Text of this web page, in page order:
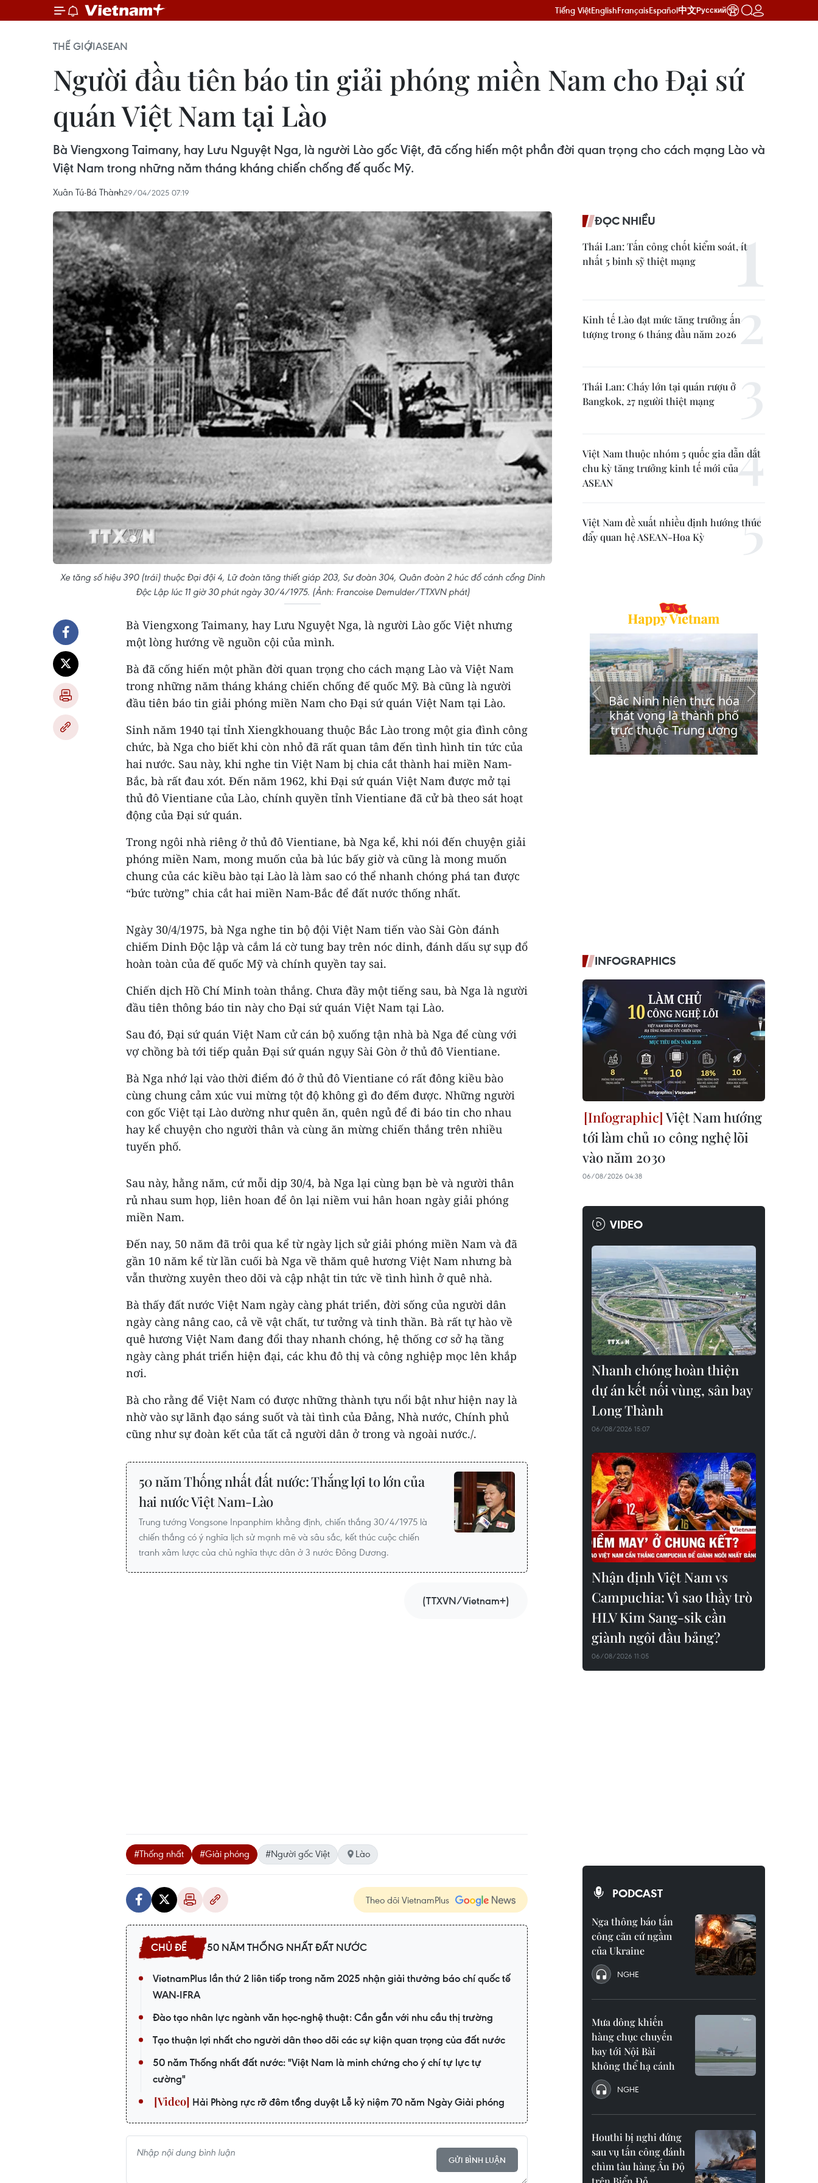
Tiếng ViệtEnglishFrançaisEspañol中文Русский
THẾ GIỚIASEAN
Người đầu tiên báo tin giải phóng miền Nam cho Đại sứ
quán Việt Nam tại Lào
Bà Viengxong Taimany, hay Lưu Nguyệt Nga, là người Lào gốc Việt, đã cống hiến một phần đời quan trọng cho cách mạng Lào và
Việt Nam trong những năm tháng kháng chiến chống đế quốc Mỹ.
Xuân Tú-Bá Thành29/04/2025 07:19
Xe tăng số hiệu 390 (trái) thuộc Đại đội 4, Lữ đoàn tăng thiết giáp 203, Sư đoàn 304, Quân đoàn 2 húc đổ cánh cổng Dinh
Độc Lập lúc 11 giờ 30 phút ngày 30/4/1975. (Ảnh: Francoise Demulder/TTXVN phát)
Bà Viengxong Taimany, hay Lưu Nguyệt Nga, là người Lào gốc Việt nhưng
một lòng hướng về nguồn cội của mình.
Bà đã cống hiến một phần đời quan trọng cho cách mạng Lào và Việt Nam
trong những năm tháng kháng chiến chống đế quốc Mỹ. Bà cũng là người
đầu tiên báo tin giải phóng miền Nam cho Đại sứ quán Việt Nam tại Lào.
Sinh năm 1940 tại tỉnh Xiengkhouang thuộc Bắc Lào trong một gia đình công
chức, bà Nga cho biết khi còn nhỏ đã rất quan tâm đến tình hình tin tức của
hai nước. Sau này, khi nghe tin Việt Nam bị chia cắt thành hai miền Nam-
Bắc, bà rất đau xót. Đến năm 1962, khi Đại sứ quán Việt Nam được mở tại
thủ đô Vientiane của Lào, chính quyền tỉnh Vientiane đã cử bà theo sát hoạt
động của Đại sứ quán.
Trong ngôi nhà riêng ở thủ đô Vientiane, bà Nga kể, khi nói đến chuyện giải
phóng miền Nam, mong muốn của bà lúc bấy giờ và cũng là mong muốn
chung của các kiều bào tại Lào là làm sao có thể nhanh chóng phá tan được
“bức tường” chia cắt hai miền Nam-Bắc để đất nước thống nhất.
Ngày 30/4/1975, bà Nga nghe tin bộ đội Việt Nam tiến vào Sài Gòn đánh
chiếm Dinh Độc lập và cắm lá cờ tung bay trên nóc dinh, đánh dấu sự sụp đổ
hoàn toàn của đế quốc Mỹ và chính quyền tay sai.
Chiến dịch Hồ Chí Minh toàn thắng. Chưa đầy một tiếng sau, bà Nga là người
đầu tiên thông báo tin này cho Đại sứ quán Việt Nam tại Lào.
Sau đó, Đại sứ quán Việt Nam cử cán bộ xuống tận nhà bà Nga để cùng với
vợ chồng bà tới tiếp quản Đại sứ quán ngụy Sài Gòn ở thủ đô Vientiane.
Bà Nga nhớ lại vào thời điểm đó ở thủ đô Vientiane có rất đông kiều bào
cùng chung cảm xúc vui mừng tột độ không gì đo đếm được. Những người
con gốc Việt tại Lào dường như quên ăn, quên ngủ để đi báo tin cho nhau
hay kể chuyện cho người thân và cùng ăn mừng chiến thắng trên nhiều
tuyến phố.
Sau này, hằng năm, cứ mỗi dịp 30/4, bà Nga lại cùng bạn bè và người thân
rủ nhau sum họp, liên hoan để ôn lại niềm vui hân hoan ngày giải phóng
miền Nam.
Đến nay, 50 năm đã trôi qua kể từ ngày lịch sử giải phóng miền Nam và đã
gần 10 năm kể từ lần cuối bà Nga về thăm quê hương Việt Nam nhưng bà
vẫn thường xuyên theo dõi và cập nhật tin tức về tình hình ở quê nhà.
Bà thấy đất nước Việt Nam ngày càng phát triển, đời sống của người dân
ngày càng nâng cao, cả về vật chất, tư tưởng và tinh thần. Bà rất tự hào về
quê hương Việt Nam đang đổi thay nhanh chóng, hệ thống cơ sở hạ tầng
ngày càng phát triển hiện đại, các khu đô thị và công nghiệp mọc lên khắp
nơi.
Bà cho rằng để Việt Nam có được những thành tựu nổi bật như hiện nay là
nhờ vào sự lãnh đạo sáng suốt và tài tình của Đảng, Nhà nước, Chính phủ
cũng như sự đoàn kết của tất cả người dân ở trong và ngoài nước./.
50 năm Thống nhất đất nước: Thắng lợi to lớn của
hai nước Việt Nam-Lào
Trung tướng Vongsone Inpanphim khẳng định, chiến thắng 30/4/1975 là
chiến thắng có ý nghĩa lịch sử mạnh mẽ và sâu sắc, kết thúc cuộc chiến
tranh xâm lược của chủ nghĩa thực dân ở 3 nước Đông Dương.
(TTXVN/Vietnam+)
#Thống nhất #Giải phóng #Người gốc Việt Lào
Theo dõi VietnamPlus
50 NĂM THỐNG NHẤT ĐẤT NƯỚC
VietnamPlus lần thứ 2 liên tiếp trong năm 2025 nhận giải thưởng báo chí quốc tế
WAN-IFRA
Đào tạo nhân lực ngành văn học-nghệ thuật: Cần gắn với nhu cầu thị trường
Tạo thuận lợi nhất cho người dân theo dõi các sự kiện quan trọng của đất nước
50 năm Thống nhất đất nước: "Việt Nam là minh chứng cho ý chí tự lực tự
cường"
Hải Phòng rực rỡ đêm tổng duyệt Lễ kỷ niệm 70 năm Ngày Giải phóng
GỬI BÌNH LUẬN
ĐỌC NHIỀU
Thái Lan: Tấn công chốt kiểm soát, ít
nhất 5 binh sỹ thiệt mạng
Kinh tế Lào đạt mức tăng trưởng ấn
tượng trong 6 tháng đầu năm 2026
Thái Lan: Cháy lớn tại quán rượu ở
Bangkok, 27 người thiệt mạng
Việt Nam thuộc nhóm 5 quốc gia dẫn dắt
chu kỳ tăng trưởng kinh tế mới của
ASEAN
Việt Nam đề xuất nhiều định hướng thúc
đẩy quan hệ ASEAN-Hoa Kỳ
INFOGRAPHICS
Việt Nam hướng
tới làm chủ 10 công nghệ lõi
vào năm 2030
06/08/2026 04:38
VIDEO
Nhanh chóng hoàn thiện
dự án kết nối vùng, sân bay
Long Thành
06/08/2026 15:07
Nhận định Việt Nam vs
Campuchia: Vì sao thầy trò
HLV Kim Sang-sik cần
giành ngôi đầu bảng?
06/08/2026 11:05
PODCAST
Nga thông báo tấn
công căn cứ ngầm
của Ukraine
NGHE
Mưa dông khiến
hàng chục chuyến
bay tới Nội Bài
không thể hạ cánh
NGHE
Houthi bị nghi đứng
sau vụ tấn công đánh
chìm tàu hàng Ấn Độ